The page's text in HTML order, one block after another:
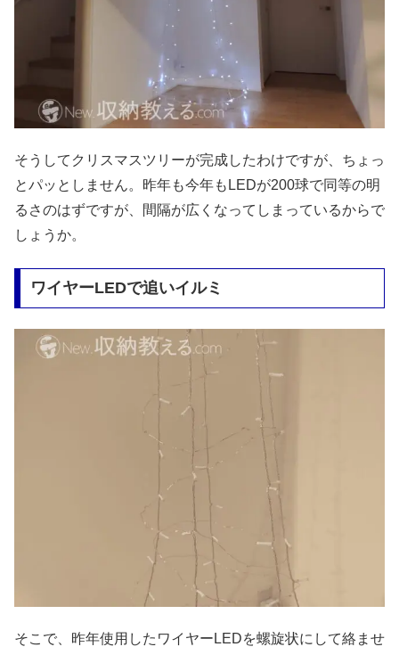
そうしてクリスマスツリーが完成したわけですが、ちょっ
とパッとしません。昨年も今年もLEDが200球で同等の明
るさのはずですが、間隔が広くなってしまっているからで
しょうか。
ワイヤーLEDで追いイルミ
そこで、昨年使用したワイヤーLEDを螺旋状にして絡ませ